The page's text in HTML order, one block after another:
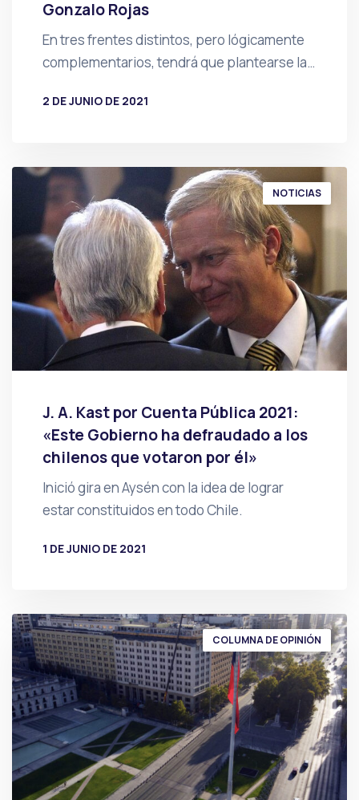
Gonzalo Rojas
En tres frentes distintos, pero lógicamente
complementarios, tendrá que plantearse la…
2 DE JUNIO DE 2021
NOTICIAS
J. A. Kast por Cuenta Pública 2021:
«Este Gobierno ha defraudado a los
chilenos que votaron por él»
Inició gira en Aysén con la idea de lograr
estar constituidos en todo Chile.
1 DE JUNIO DE 2021
COLUMNA DE OPINIÓN